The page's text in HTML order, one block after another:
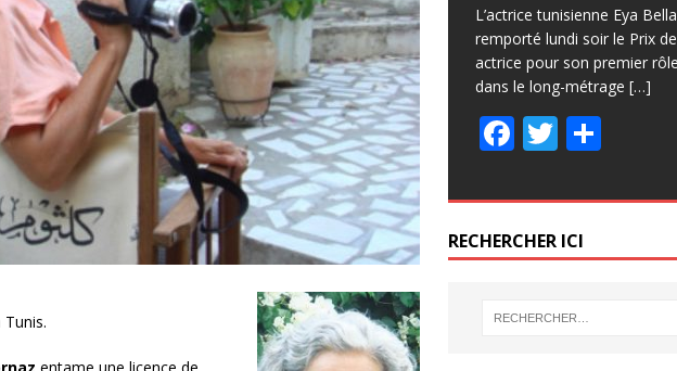
L’actrice tunisienne Eya
remporté lundi soir le Prix
actrice pour son premier
dans le long-métrage […]
F
e
b
o
o
T
itt
er
P
ta
er
RECHERCHER ICI